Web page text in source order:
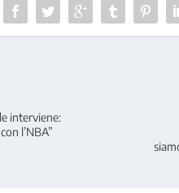
interviene:
l’NBA”